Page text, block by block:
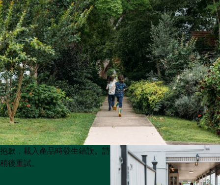
Product
List
Product
List
抱歉，載入產品時發生錯誤。請
稍後重試。